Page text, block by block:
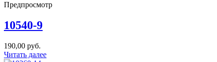
Предпросмотр
10540-9
190,00 руб.
Читать далее